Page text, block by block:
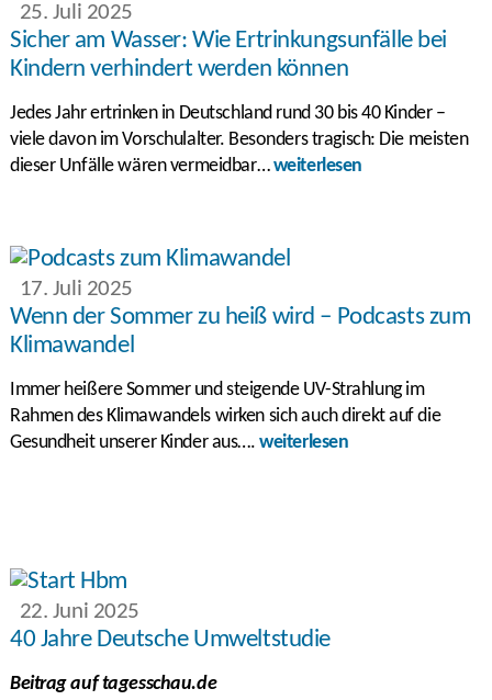
25. Juli 2025
Sicher am Wasser: Wie Ertrinkungsunfälle bei
Kindern verhindert werden können
Jedes Jahr ertrinken in Deutschland rund 30 bis 40 Kinder –
viele davon im Vorschulalter. Besonders tragisch: Die meisten
dieser Unfälle wären vermeidbar…weiterlesen
17. Juli 2025
Wenn der Sommer zu heiß wird – Podcasts zum
Klimawandel
Immer heißere Sommer und steigende UV-Strahlung im
Rahmen des Klimawandels wirken sich auch direkt auf die
Gesundheit unserer Kinder aus….weiterlesen
22. Juni 2025
40 Jahre Deutsche Umweltstudie
Beitrag auf tagesschau.de